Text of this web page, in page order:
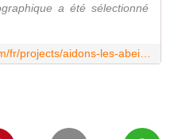
a été sélectionné